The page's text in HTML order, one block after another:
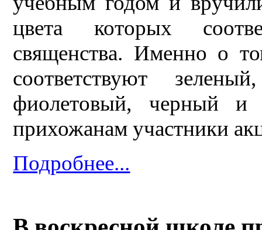
цвета которых
священства. Именно о
соответствуют
фиолетовый, черный и
прихожанам участники
Подробнее...